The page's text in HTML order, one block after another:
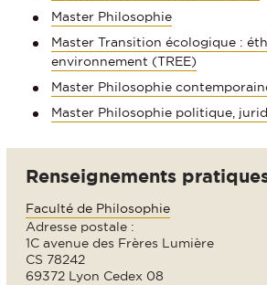
Master Philosophie
Master Transition écologique :
environnement (TREE)
Master Philosophie
Master Philosophie politique,
Renseignements
Faculté de Philosophie
Adresse postale :
1C avenue des Frères Lumière
CS 78242
69372 Lyon Cedex 08